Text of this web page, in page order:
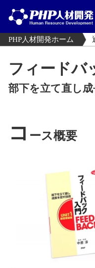
PHP人材開発ホーム
フィードバ
部下を立て直し
コ ース概要